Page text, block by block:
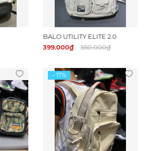
BALO UTILITY ELITE 2.0
399.000₫
550.000₫